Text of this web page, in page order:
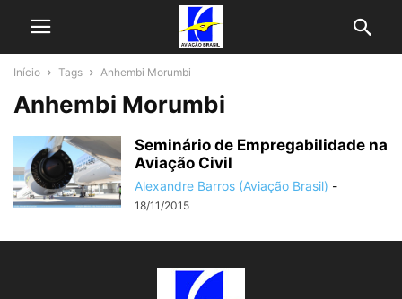
Início Tags Anhembi Morumbi
Anhembi Morumbi
Seminário de Empregabilidade na
Aviação Civil
Alexandre Barros (Aviação Brasil) -
18/11/2015